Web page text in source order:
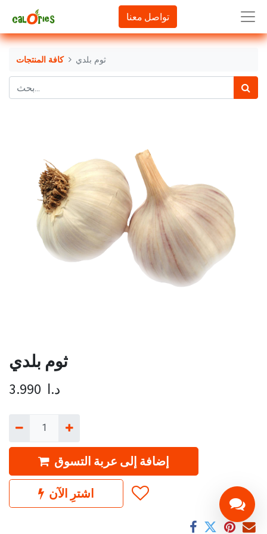
تواصل معنا
كافة المنتجات ثوم بلدي
ثوم بلدي
3.990 د.ا
إضافة إلى عربة التسوق
اشترِ الآن